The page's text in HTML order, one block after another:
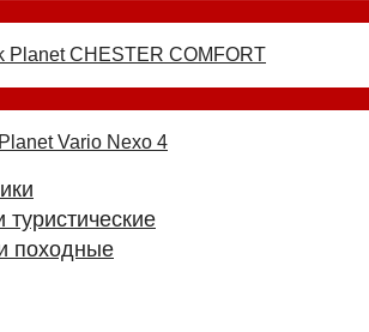
Planet CHESTER COMFORT
Vario Nexo 4
туристические
походные